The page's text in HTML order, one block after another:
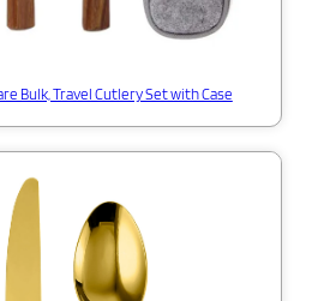
Bulk, Travel Cutlery Set with Case